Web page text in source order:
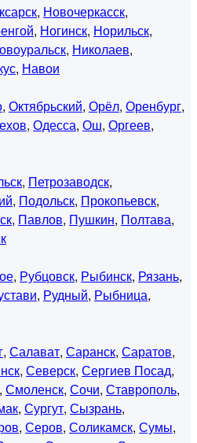
, Новочеркасск,
, Ногинск, Норильск,
, Николаев,
, Навои
, Октябрьский, Орёл, Оренбург,
, Одесса, Ош, Оргеев,
, Петрозаводск,
, Подольск, Прокопьевск,
, Павлов, Пушкин, Полтава,
, Рубцовск, Рыбинск, Рязань,
, Рудный, Рыбница,
, Салават, Саранск, Саратов,
, Северск, Сергиев Посад,
, Смоленск, Сочи, Ставрополь,
, Сургут, Сызрань,
, Серов, Соликамск, Сумы,